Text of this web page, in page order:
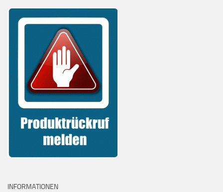
INFORMATIONEN